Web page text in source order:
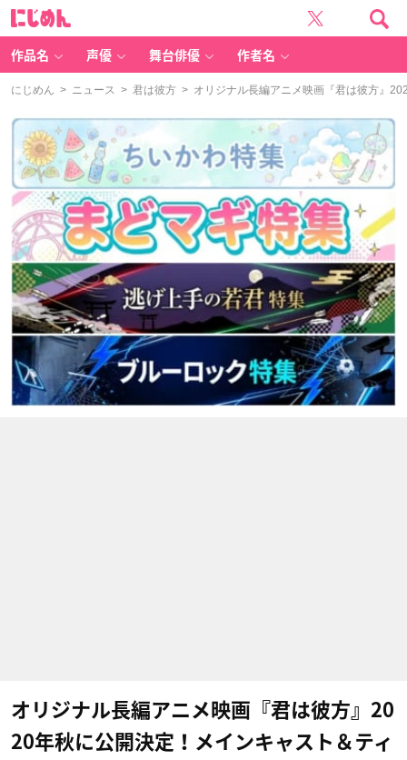
作品名 声優 舞台俳優 作者名
にじめん > ニュース > 君は彼方 > オリジナル長編アニメ映画『君は彼方』
オリジナル長編アニメ映画『君は彼方』20
20年秋に公開決定！メインキャスト＆ティ